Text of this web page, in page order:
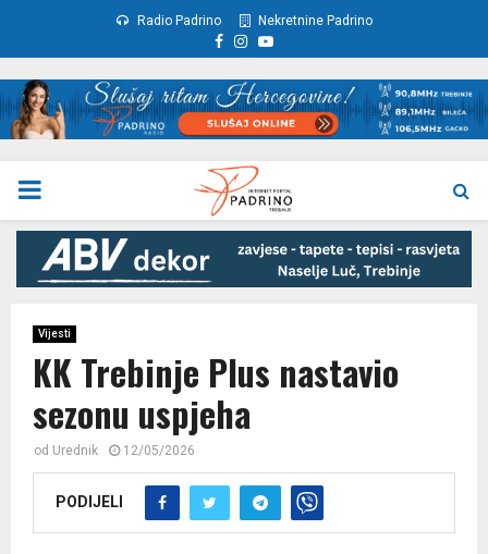
Radio Padrino Nekretnine Padrino
Facebook
Instagram
Youtube
PRIMARY
MENU
Vijesti
KK Trebinje Plus nastavio
sezonu uspjeha
od Urednik 12/05/2026
PODIJELI